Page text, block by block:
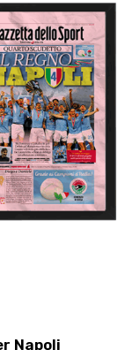
Napoli
più
varianti.
Le
opzioni
possono
essere
scelte
nella
pagina